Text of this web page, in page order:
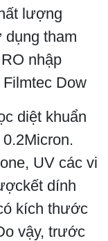
lượng
tham
nhập
Dow
diệt khuẩn
UV các vi
dính
kích thước
vậy, trước